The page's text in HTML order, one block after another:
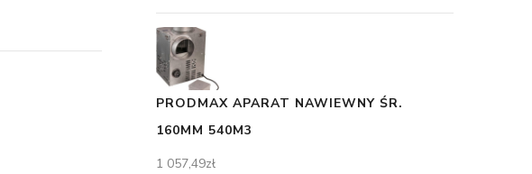
PRODMAX APARAT NAWIEWNY ŚR.
160MM 540M3
1 057,49zł